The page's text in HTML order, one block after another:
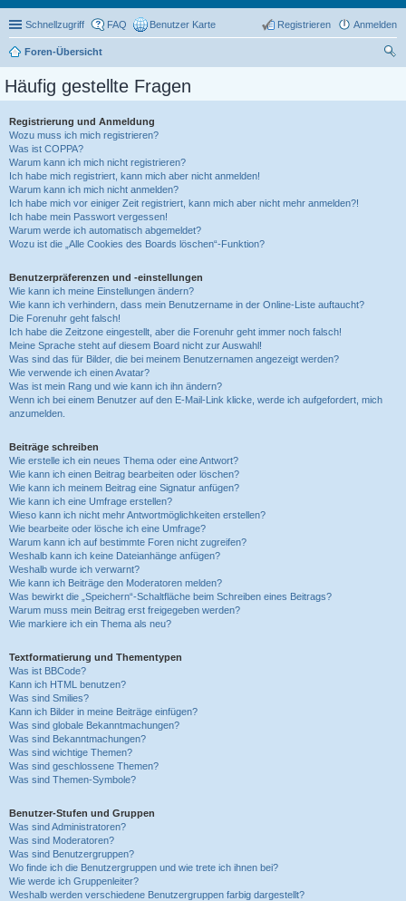
Schnellzugriff FAQ Benutzer Karte Anmelden
Registrieren
Foren-Übersicht
Häufig gestellte Fragen
Registrierung und Anmeldung
Wozu muss ich mich registrieren?
Was ist COPPA?
Warum kann ich mich nicht registrieren?
Ich habe mich registriert, kann mich aber nicht anmelden!
Warum kann ich mich nicht anmelden?
Ich habe mich vor einiger Zeit registriert, kann mich aber nicht mehr anmelden?!
Ich habe mein Passwort vergessen!
Warum werde ich automatisch abgemeldet?
Wozu ist die „Alle Cookies des Boards löschen“-Funktion?
Benutzerpräferenzen und -einstellungen
Wie kann ich meine Einstellungen ändern?
Wie kann ich verhindern, dass mein Benutzername in der Online-Liste auftaucht?
Die Forenuhr geht falsch!
Ich habe die Zeitzone eingestellt, aber die Forenuhr geht immer noch falsch!
Meine Sprache steht auf diesem Board nicht zur Auswahl!
Was sind das für Bilder, die bei meinem Benutzernamen angezeigt werden?
Wie verwende ich einen Avatar?
Was ist mein Rang und wie kann ich ihn ändern?
Wenn ich bei einem Benutzer auf den E-Mail-Link klicke, werde ich aufgefordert, mich
anzumelden.
Beiträge schreiben
Wie erstelle ich ein neues Thema oder eine Antwort?
Wie kann ich einen Beitrag bearbeiten oder löschen?
Wie kann ich meinem Beitrag eine Signatur anfügen?
Wie kann ich eine Umfrage erstellen?
Wieso kann ich nicht mehr Antwortmöglichkeiten erstellen?
Wie bearbeite oder lösche ich eine Umfrage?
Warum kann ich auf bestimmte Foren nicht zugreifen?
Weshalb kann ich keine Dateianhänge anfügen?
Weshalb wurde ich verwarnt?
Wie kann ich Beiträge den Moderatoren melden?
Was bewirkt die „Speichern“-Schaltfläche beim Schreiben eines Beitrags?
Warum muss mein Beitrag erst freigegeben werden?
Wie markiere ich ein Thema als neu?
Textformatierung und Thementypen
Was ist BBCode?
Kann ich HTML benutzen?
Was sind Smilies?
Kann ich Bilder in meine Beiträge einfügen?
Was sind globale Bekanntmachungen?
Was sind Bekanntmachungen?
Was sind wichtige Themen?
Was sind geschlossene Themen?
Was sind Themen-Symbole?
Benutzer-Stufen und Gruppen
Was sind Administratoren?
Was sind Moderatoren?
Was sind Benutzergruppen?
Wo finde ich die Benutzergruppen und wie trete ich ihnen bei?
Wie werde ich Gruppenleiter?
Weshalb werden verschiedene Benutzergruppen farbig dargestellt?